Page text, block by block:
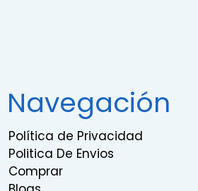
Navegación
Política de Privacidad
Politica De Envios
Comprar